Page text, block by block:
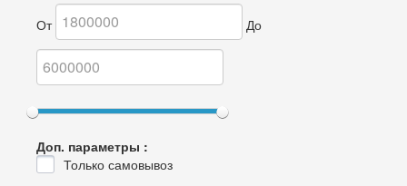
От
До
Доп. параметры :
Только самовывоз